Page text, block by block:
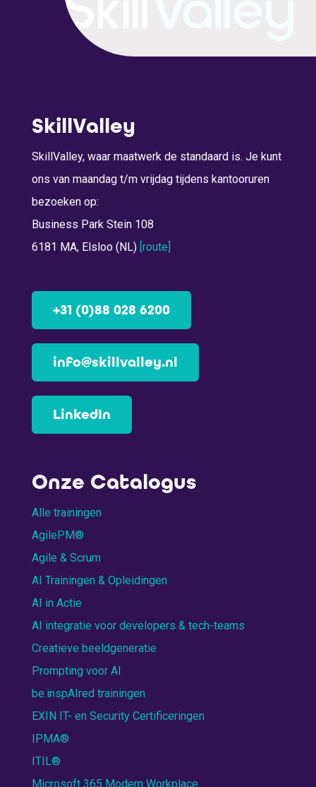
SkillValley
SkillValley, waar maatwerk de standaard is. Je kunt
ons van maandag t/m vrijdag tijdens kantooruren
bezoeken op:
Business Park Stein 108
6181 MA, Elsloo (NL) [route]
+31 (0)88 028 6200
info@skillvalley.nl
LinkedIn
Onze Catalogus
Alle trainingen
AgilePM®
Agile & Scrum
AI Trainingen & Opleidingen
AI in Actie
AI integratie voor developers & tech-teams
Creatieve beeldgeneratie
Prompting voor AI
be.inspAIred trainingen
EXIN IT- en Security Certificeringen
IPMA®
ITIL®
Microsoft 365 Modern Workplace